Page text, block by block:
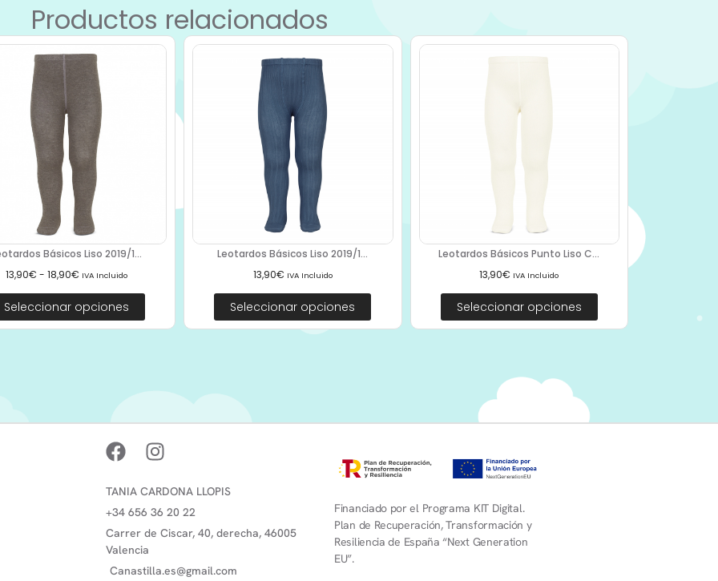
Productos relacionados
Básicos Liso 2019/1...
13,90€ - 18,90€ IVA Incluido
Seleccionar opciones
Leotardos Básicos Liso 2019/1...
13,90€ IVA Incluido
Seleccionar opciones
Leotardos Básicos Punto Liso C...
13,90€ IVA Incluido
Seleccionar opciones
TANIA CARDONA LLOPIS
+34 656 36 20 22
Carrer de Ciscar, 40, derecha, 46005
Valencia
Canastilla.es@gmail.com
Financiado por el Programa KIT Digital.
Plan de Recuperación, Transformación y
Resiliencia de España “Next Generation
EU”.